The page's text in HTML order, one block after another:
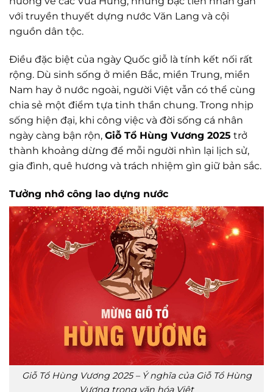
với truyền thuyết dựng nước Văn Lang và cội
nguồn dân tộc.
Điều đặc biệt của ngày Quốc giỗ là tính kết nối rất
rộng. Dù sinh sống ở miền Bắc, miền Trung, miền
Nam hay ở nước ngoài, người Việt vẫn có thể cùng
chia sẻ một điểm tựa tinh thần chung. Trong nhịp
sống hiện đại, khi công việc và đời sống cá nhân
ngày càng bận rộn, Giỗ Tổ Hùng Vương 2025 trở
thành khoảng dừng để mỗi người nhìn lại lịch sử,
gia đình, quê hương và trách nhiệm gìn giữ bản sắc.
Tưởng nhớ công lao dựng nước
Giỗ Tổ Hùng Vương 2025 – Ý nghĩa của Giỗ Tổ Hùng
Vương trong văn hóa Việt